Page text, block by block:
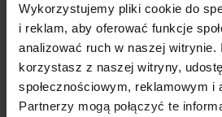
Wykorzystujemy pliki cookie do
i reklam, aby oferować funkcje
analizować ruch w naszej witrynie.
korzystasz z naszej witryny,
społecznościowym, reklamowym i
Partnerzy mogą połączyć te
5
Polecam szybko sprawnie dobrze
Zostałem świetnie obsłużony.
w tym tygodniu
Alicja